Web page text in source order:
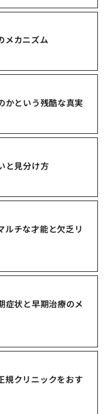
メカニズム
かという残酷な真実
と見分け方
ルチな才能と欠乏リ
症状と早期治療のメ
規クリニックをおす